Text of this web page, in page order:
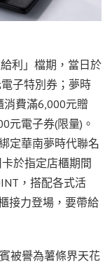
利」檔期，當日於
子特別券；夢時
消費滿6,000元贈
元電子券(限量)。
定華南夢時代聯名
於指定店櫃期間
，搭配各式活
接力登場，要帶給
被譽為薯條界天花